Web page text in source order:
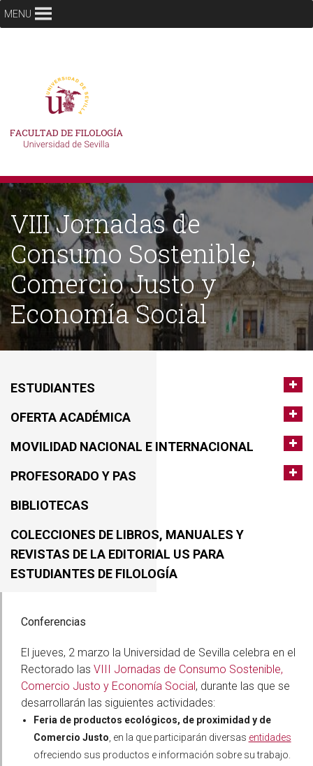
MENU
VIII Jornadas de
Consumo Sostenible,
Comercio Justo y
Economía Social
ESTUDIANTES
OFERTA ACADÉMICA
MOVILIDAD NACIONAL E INTERNACIONAL
PROFESORADO Y PAS
BIBLIOTECAS
COLECCIONES DE LIBROS, MANUALES Y
REVISTAS DE LA EDITORIAL US PARA
ESTUDIANTES DE FILOLOGÍA
Conferencias
El jueves, 2 marzo la Universidad de Sevilla celebra en el
Rectorado las VIII Jornadas de Consumo Sostenible,
Comercio Justo y Economía Social, durante las que se
desarrollarán las siguientes actividades:
Feria de productos ecológicos, de proximidad y de
Comercio Justo , en la que participarán diversas entidades
ofreciendo sus productos e información sobre su trabajo.